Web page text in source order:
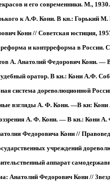
и его современники. М., 1930.
к А.Ф. Кони. В кн.: Горький
Кони // Советская юстиция,
и контрреформа в России.
А. Анатолий Федорович Кони. —
оратор. В кн.: Кони А.Ф.
система дореволюционной
взгляды А. Ф. Кони. —В кн: Кони
А. Ф. Кони. — В кн.: Кони А.
Федоровича Кони //
учреждений
аппарат
Анатолий Федорович Кони //